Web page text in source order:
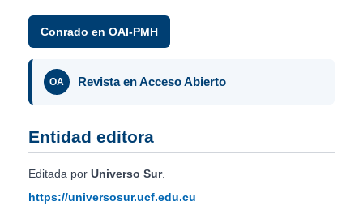
Conrado en OAI-PMH
OA Revista en Acceso Abierto
Entidad editora
Editada por Universo Sur.
https://universosur.ucf.edu.cu